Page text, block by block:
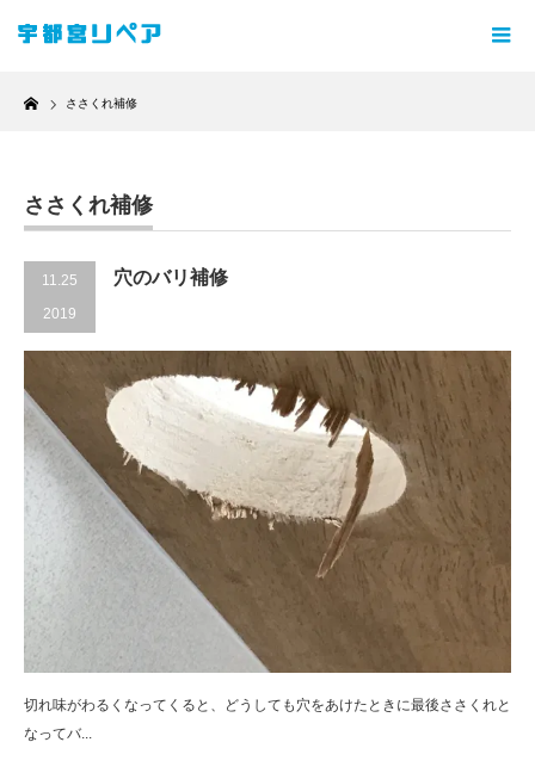
Home
ささくれ補修
ささくれ補修
11.25
2019
穴のバリ補修
切れ味がわるくなってくると、どうしても穴をあけたときに最後ささくれと
なってバ...